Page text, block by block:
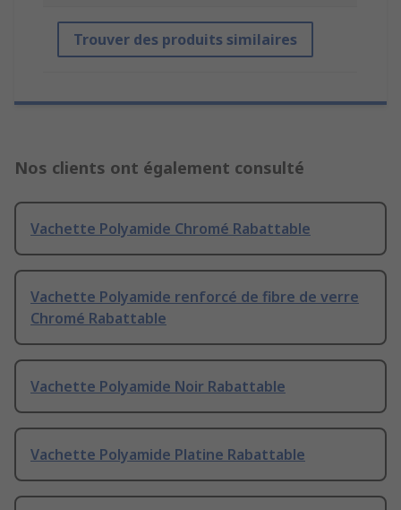
Trouver des produits similaires
Nos clients ont également consulté
Vachette Polyamide Chromé Rabattable
Vachette Polyamide renforcé de fibre de verre
Chromé Rabattable
Vachette Polyamide Noir Rabattable
Vachette Polyamide Platine Rabattable